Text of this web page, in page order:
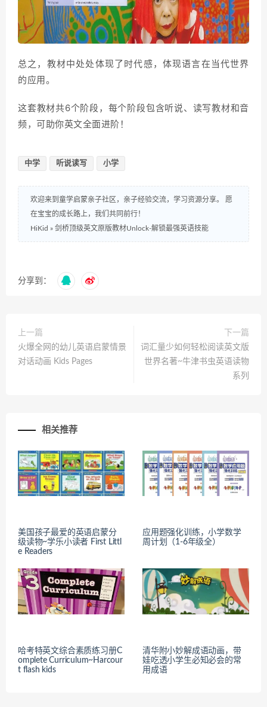
总之，教材中处处体现了时代感，体现语言在当代世界
的应用。
这套教材共6个阶段，每个阶段包含听说、读写教材和音
频，可助你英文全面进阶！
中学 听说读写 小学
欢迎来到童学启蒙亲子社区，亲子经验交流，学习资源分享。 愿
在宝宝的成长路上，我们共同前行！
HiKid » 剑桥顶级英文原版教材Unlock-解锁最强英语技能
分享到：
上一篇
火爆全网的幼儿英语启蒙情景
对话动画 Kids Pages
下一篇
词汇量少如何轻松阅读英文版
世界名著~牛津书虫英语读物
系列
相关推荐
美国孩子最爱的英语启蒙分
级读物~学乐小读者 First Littl
e Readers
应用题强化训练，小学数学
周计划（1-6年级全）
哈考特英文综合素质练习册C
omplete Curriculum~Harcour
t flash kids
清华附小妙解成语动画，带
娃吃透小学生必知必会的常
用成语